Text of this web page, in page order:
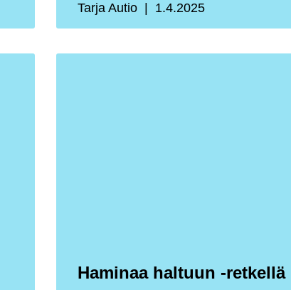
Tarja Autio 1.4.2025
Haminaa haltuun -retkellä